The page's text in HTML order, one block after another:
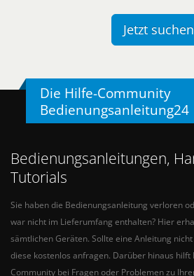
Jetzt
Die Hilfe-Community
Bedienungsanleitung24
Bedienungsanleitungen,
Tutorials
Sie haben die Bedienungsanleitung verloren
war nicht im Lieferumfang enthalten? Hier
sämtlichen Geräten. Sollte eine Anleitung
diese kostenlos anfragen. Darüber hinaus hilft
Community bei Fragen oder Problemen zu